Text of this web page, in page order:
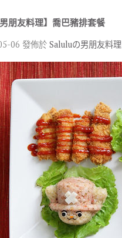
男朋友料理】喬巴豬排套餐
06 發佈於 Saluluの男朋友料理